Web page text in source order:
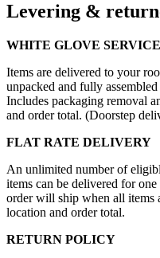
Levering &
WHITE GLOVE SERVICE
Items are delivered to your
unpacked and fully
Includes packaging removal
and order total. (Doorstep
FLAT RATE DELIVERY
An unlimited number of
items can be delivered for
order will ship when all items
location and order total.
RETURN POLICY